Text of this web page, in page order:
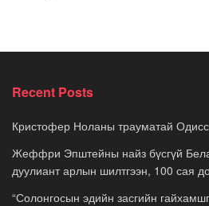
Recent Posts
Кристофер Ноланы трауматай
Жеффри Эпштейны найз бүсгүй
дуулиант арлын шилтгээн, 100 сая
“Солонгосын эдийн засгийн